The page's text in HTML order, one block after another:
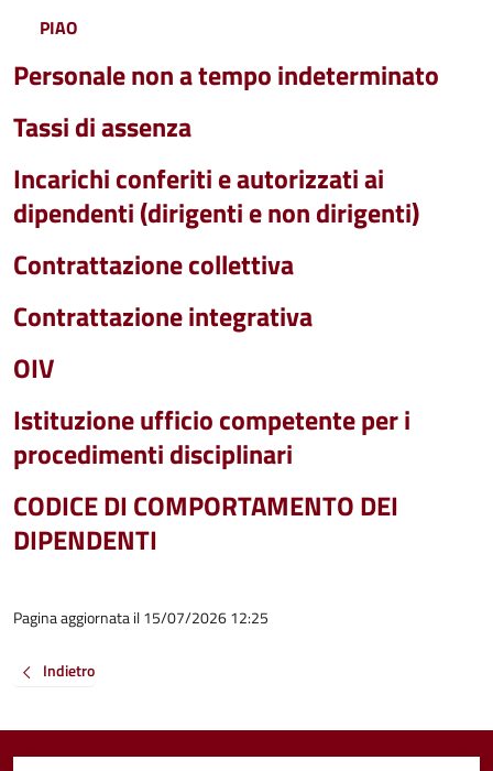
PIAO
Personale non a tempo indeterminato
Tassi di assenza
Incarichi conferiti e autorizzati ai
dipendenti (dirigenti e non dirigenti)
Contrattazione collettiva
Contrattazione integrativa
OIV
Istituzione ufficio competente per i
procedimenti disciplinari
CODICE DI COMPORTAMENTO DEI
DIPENDENTI
Pagina aggiornata il 15/07/2026 12:25
Indietro